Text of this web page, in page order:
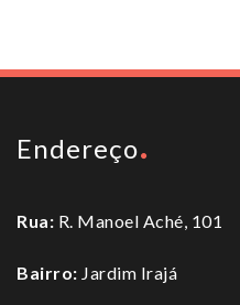
Endereço
Rua: R. Manoel Aché, 101
Bairro: Jardim Irajá